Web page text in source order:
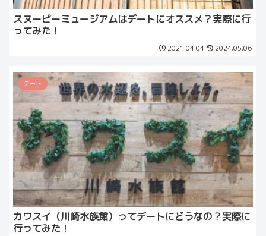
スヌーピーミュージアムはデートにオススメ？実際に行
ってみた！
2021.04.04 2024.05.06
デート
カワスイ（川崎水族館）ってデートにどうなの？実際に
行ってみた！